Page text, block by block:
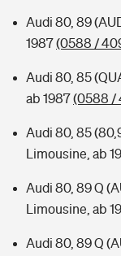
Audi 80, 89
1987(0588 /
Audi 80, 85
ab 1987(0588 /
Audi 80, 85
Limousine, ab
Audi 80, 89 Q
Limousine, ab
Audi 80, 89 Q